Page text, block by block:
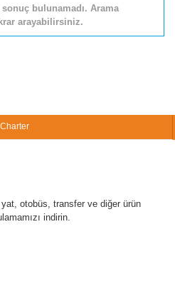
sonuç bulunamadı. Arama
arayabilirsiniz.
Charter
otobüs, transfer ve diğer ürün
indirin.